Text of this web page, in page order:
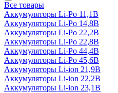
Все товары
Аккумуляторы Li-Po 11,1В
Аккумуляторы Li-Po 14,8В
Аккумуляторы Li-Po 22,2В
Аккумуляторы Li-Po 22,8В
Аккумуляторы Li-Po 44,4В
Аккумуляторы Li-Po 45,6В
Аккумуляторы Li-ion 21,9В
Аккумуляторы Li-ion 22,2В
Аккумуляторы Li-ion 23,1В